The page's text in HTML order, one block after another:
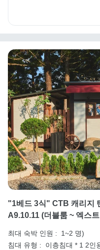
"1베드 3식" CTB 캐리지
A9.10.11 (더블룸 ~ 엑스
최대 숙박 인원 :
1~2 명)
침대 유형 :
이층침대 * 1 2인